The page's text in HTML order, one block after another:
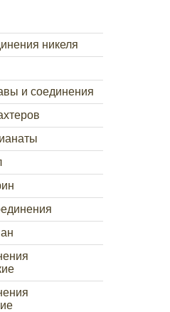
никеля
и соединения